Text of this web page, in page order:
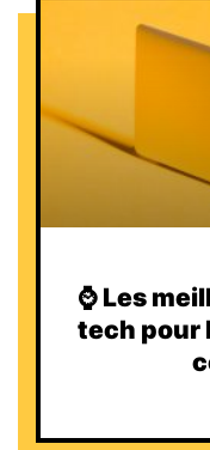
⌚️ Les
tech pour